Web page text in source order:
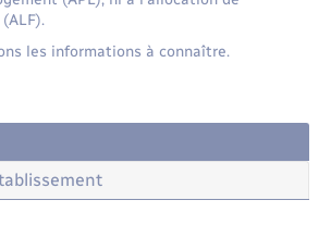
les informations à connaître.